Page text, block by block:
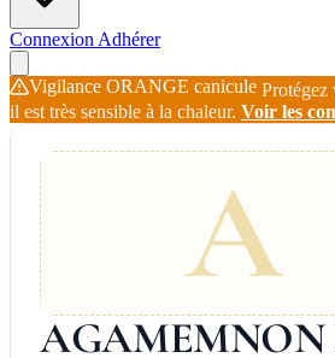
Connexion Adhérer
Vigilance ORANGE canicule
il est très sensible à la chaleur. Voir les
A
AGAMEMNON